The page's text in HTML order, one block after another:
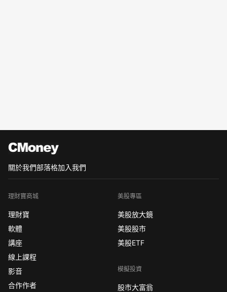
關於我們部落格加入我們
理財寶商城
理財寶
軟體
講座
線上課程
影音
合作作者
美股專區
美股放大鏡
美股股市
美股ETF
模擬投資
股市大富翁